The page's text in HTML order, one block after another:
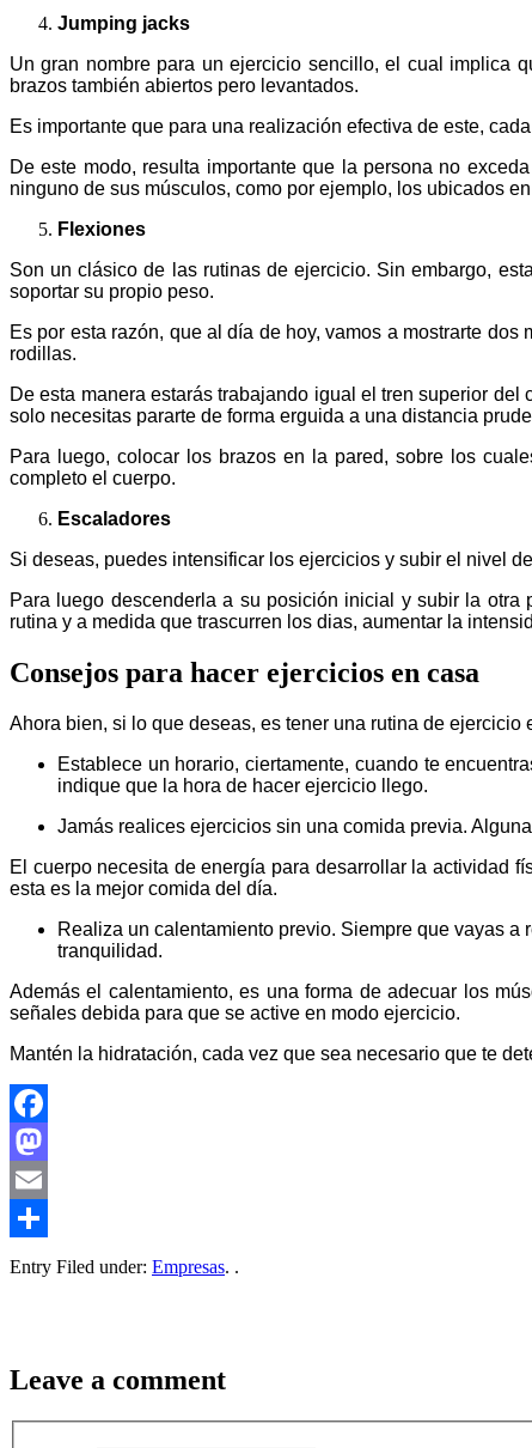
Jumping jacks
Un gran nombre para un ejercicio sencillo, el cual implica
brazos también abiertos pero levantados.
Es importante que para una realización efectiva de este,
De este modo, resulta importante que la persona no
ninguno de sus músculos, como por ejemplo, los ubicados
Flexiones
Son un clásico de las rutinas de ejercicio. Sin embargo,
soportar su propio peso.
Es por esta razón, que al día de hoy, vamos a mostrarte
rodillas.
De esta manera estarás trabajando igual el tren superior
solo necesitas pararte de forma erguida a una distancia
Para luego, colocar los brazos en la pared, sobre los
completo el cuerpo.
Escaladores
Si deseas, puedes intensificar los ejercicios y subir el nivel
Para luego descenderla a su posición inicial y subir la
rutina y a medida que trascurren los dias, aumentar la
Consejos para hacer ejercicios en casa
Ahora bien, si lo que deseas, es tener una rutina de
Establece un horario, ciertamente, cuando te
indique que la hora de hacer ejercicio llego.
Jamás realices ejercicios sin una comida previa.
El cuerpo necesita de energía para desarrollar la actividad
esta es la mejor comida del día.
Realiza un calentamiento previo. Siempre que vayas
tranquilidad.
Además el calentamiento, es una forma de adecuar los
señales debida para que se active en modo ejercicio.
Mantén la hidratación, cada vez que sea necesario que te
Facebook
Mastodon
Email
Compartir
Entry Filed under: Empresas. .
Leave a comment